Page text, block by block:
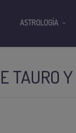
TAURO
ASTROLOGÍA